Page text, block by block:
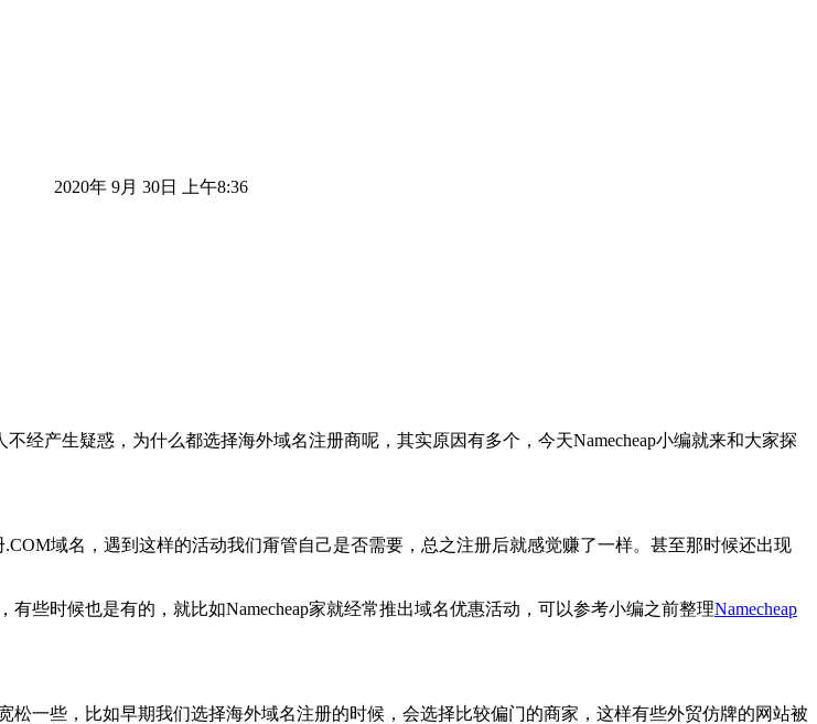
2020年 9月 30日 上午8:36
经产生疑惑，为什么都选择海外域名注册商呢，其实原因有多个，今天Namecheap小编就来和大家探
域名，遇到这样的活动我们甭管自己是否需要，总之注册后就感觉赚了一样。甚至那时候还出现
些时候也是有的，就比如Namecheap家就经常推出域名优惠活动，可以参考小编之前整理Namecheap
一些，比如早期我们选择海外域名注册的时候，会选择比较偏门的商家，这样有些外贸仿牌的网站被